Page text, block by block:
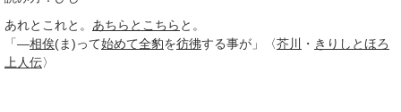
あれとこれと。 あちらとこちら と。
「―相俟(ま)って始めて全豹を彷彿する事が」〈芥川 ・ きりしとほろ
上人伝〉